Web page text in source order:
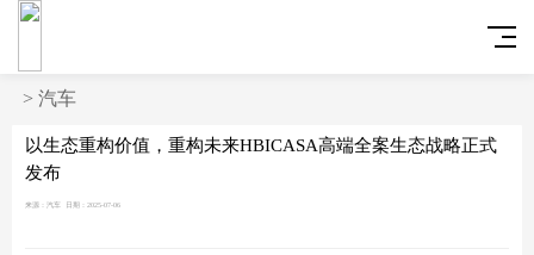
> 汽车
以生态重构价值，重构未来HBICASA高端全案生态战略正式
发布
来源：汽车 日期：2025-07-06